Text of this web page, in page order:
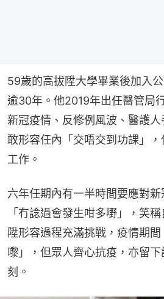
59歲的高拔陞大學畢業後加入
逾30年。他2019年出任醫管局
新冠疫情、反修例風波、醫護
敢形容任內「交唔交到功課」
工作。
六年任期內有一半時間要應對
「冇諗過會發生咁多嘢」，笑
陞形容過程充滿挑戰，疫情期
嚟」，但眾人齊心抗疫，亦留
刻。